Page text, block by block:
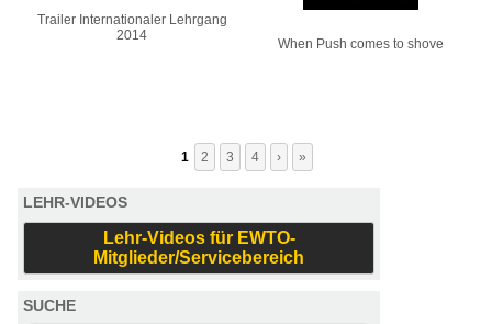
Trailer Internationaler Lehrgang
2014
When Push comes to shove
1 2 3 4 › »
LEHR-VIDEOS
Lehr-Videos für EWTO-
Mitglieder/Servicebereich
SUCHE